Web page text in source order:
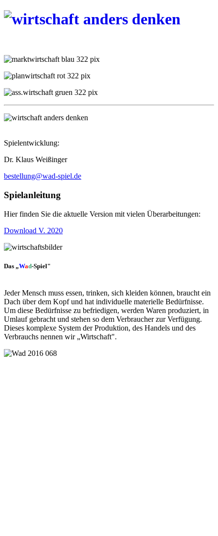
Spielentwicklung:
Dr. Klaus Weißinger
bestellung@wad-spiel.de
Spielanleitung
Hier finden Sie die aktuelle Version mit vielen Überarbeitungen:
Download V. 2020
Das „Wad-Spiel"
Jeder Mensch muss essen, trinken, sich kleiden können, braucht ein
Dach über dem Kopf und hat individuelle materielle Bedürfnisse.
Um diese Bedürfnisse zu befriedigen, werden Waren produziert, in
Umlauf gebracht und stehen so dem Verbraucher zur Verfügung.
Dieses komplexe System der Produktion, des Handels und des
Verbrauchs nennen wir „Wirtschaft".